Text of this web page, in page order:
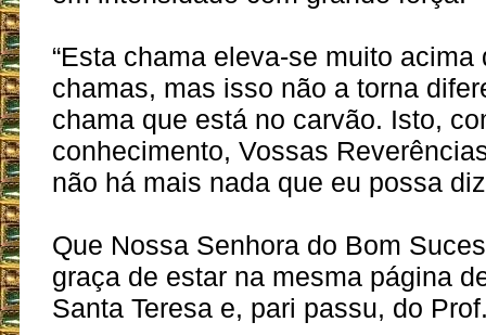
“Esta chama eleva-se muito acima
chamas, mas isso não a torna
chama que está no carvão. Isto,
conhecimento, Vossas
não há mais nada que eu possa
Que Nossa Senhora do Bom
graça de estar na mesma página
Santa Teresa e, pari passu, do